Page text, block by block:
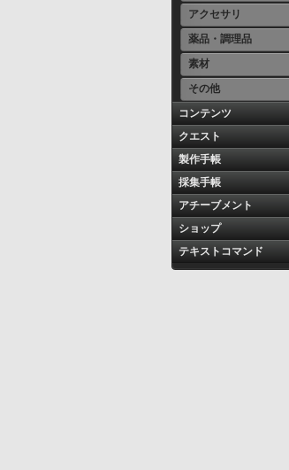
アクセサリ
薬品・調理品
素材
その他
コンテンツ
クエスト
製作手帳
採集手帳
アチーブメント
ショップ
テキストコマンド